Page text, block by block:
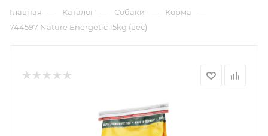
Главная — Каталог — Собаки — Корма —
744597 Nature Energetic 15kg (вес)